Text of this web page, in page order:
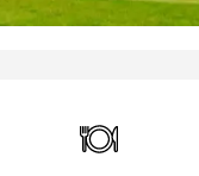
Restaurant